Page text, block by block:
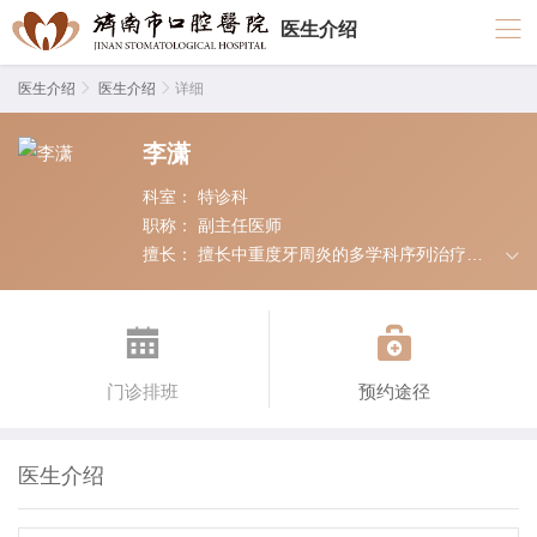
医生介绍
医生介绍  医生介绍  详细
李潇
科室：
特诊科
职称： 副主任医师
擅长： 擅长中重度牙周炎的多学科序列治疗，
清创及再生手术、牙周美学和成形手术等牙周手
术。

门诊排班

预约途径
医生介绍